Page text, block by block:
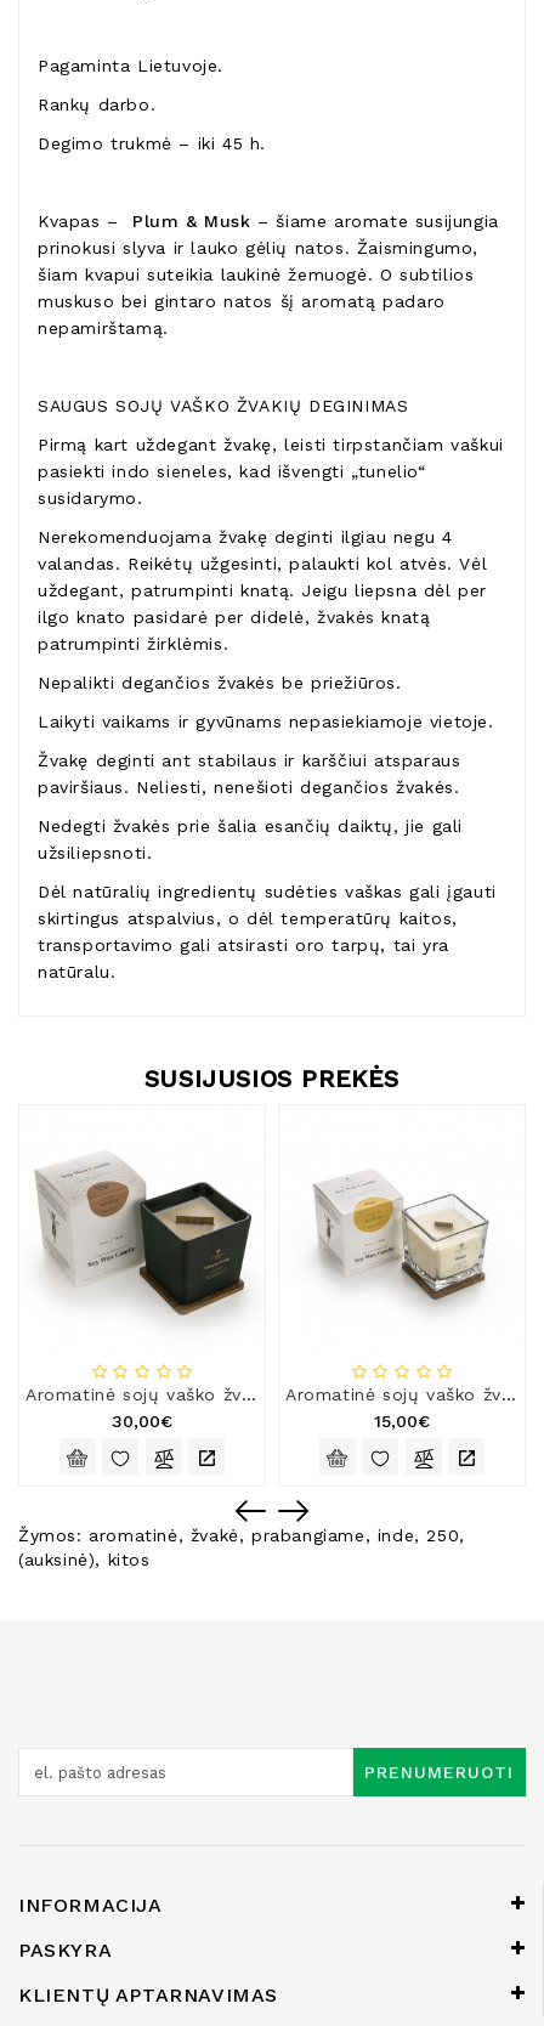
Pagaminta Lietuvoje.
Rankų darbo.
Degimo trukmė – iki 45 h.
Kvapas – Plum & Musk – šiame aromate susijungia
prinokusi slyva ir lauko gėlių natos. Žaismingumo,
šiam kvapui suteikia laukinė žemuogė. O subtilios
muskuso bei gintaro natos šį aromatą padaro
nepamirštamą.
SAUGUS SOJŲ VAŠKO ŽVAKIŲ DEGINIMAS
Pirmą kart uždegant žvakę, leisti tirpstančiam vaškui
pasiekti indo sieneles, kad išvengti „tunelio“
susidarymo.
Nerekomenduojama žvakę deginti ilgiau negu 4
valandas. Reikėtų užgesinti, palaukti kol atvės. Vėl
uždegant, patrumpinti knatą. Jeigu liepsna dėl per
ilgo knato pasidarė per didelė, žvakės knatą
patrumpinti žirklėmis.
Nepalikti degančios žvakės be priežiūros.
Laikyti vaikams ir gyvūnams nepasiekiamoje vietoje.
Žvakę deginti ant stabilaus ir karščiui atsparaus
paviršiaus. Neliesti, nenešioti degančios žvakės.
Nedegti žvakės prie šalia esančių daiktų, jie gali
užsiliepsnoti.
Dėl natūralių ingredientų sudėties vaškas gali įgauti
skirtingus atspalvius, o dėl temperatūrų kaitos,
transportavimo gali atsirasti oro tarpų, tai yra
natūralu.
SUSIJUSIOS PREKĖS
Aromatinė sojų vaško žvakė „Black / Gold“, 450 g
30,00€
Aromatinė sojų vaško žvakė, 200 g
15,00€
Žymos: aromatinė, žvakė,prabangiame, inde,250,
(auksinė), kitos
PRENUMERUOTI
INFORMACIJA
PASKYRA
KLIENTŲ APTARNAVIMAS